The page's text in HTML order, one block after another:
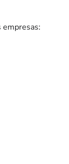
empresas: